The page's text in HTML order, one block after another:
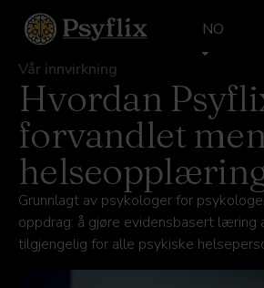
NO
Vår innvirkning
Hvordan
forvandlet
Grunnlagt av psykologer for
oppdrag: å gjøre evidensbasert læring
tilgjengelig for alle psykiske